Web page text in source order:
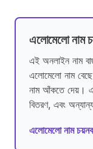
এলোমেলো নাম
এই অনলাইন নাম
এলোমেলো নাম
নাম আঁকতে দেয়।
বিতরণ, এবং
এলোমেলো নাম